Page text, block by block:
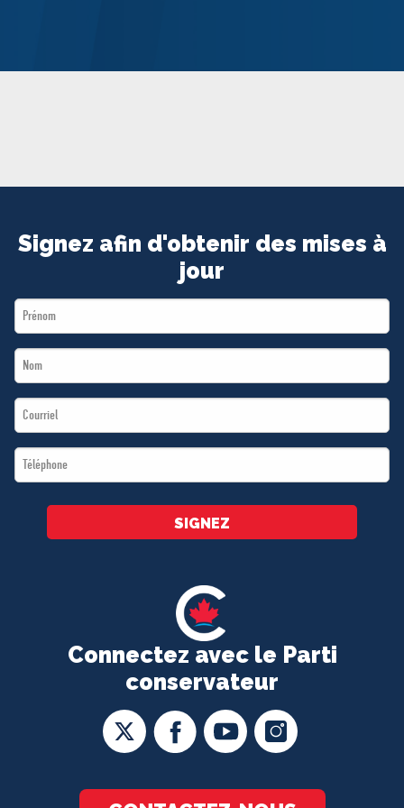
ADHÉREZ
Connectez avec le Parti
conservateur
Signez afin d'obtenir des mises à
jour
First
Name
Last
Name
Email
*
Téléphone
*
SIGNEZ